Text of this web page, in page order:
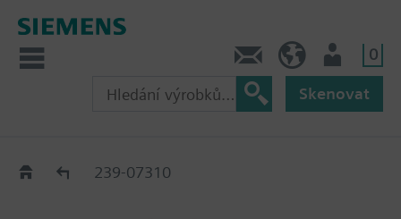
0
Skenovat
Old2New239-07310